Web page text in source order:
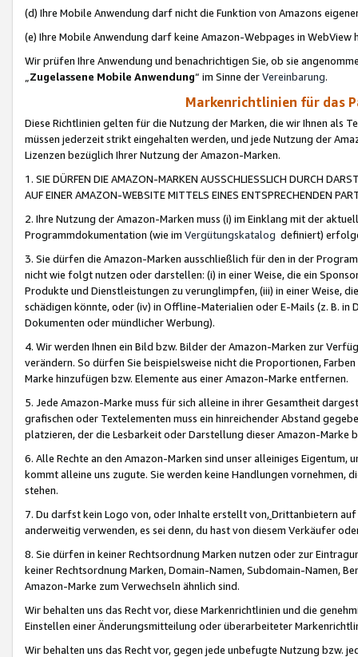
(d) Ihre Mobile Anwendung darf nicht die Funktion von Amazons
(e) Ihre Mobile Anwendung darf keine Amazon-Webpages in WebView
Wir prüfen Ihre Anwendung und benachrichtigen Sie, ob sie
„Zugelassene Mobile Anwendung“ im Sinne derVereinbarung.
Markenrichtlinien für das
Diese Richtlinien gelten für die Nutzung der Marken, die wir Ihnen als
müssen jederzeit strikt eingehalten werden, und jede Nutzung der
Lizenzen bezüglich Ihrer Nutzung der Amazon-Marken.
1. SIE DÜRFEN DIE AMAZON-MARKEN AUSSCHLIESSLICH DURCH
AUF EINER AMAZON-WEBSITE MITTELS EINES ENTSPRECHENDEN
2. Ihre Nutzung der Amazon-Marken muss (i) im Einklang mit der
Programmdokumentation (wie im Vergütungskatalog definiert)
3. Sie dürfen die Amazon-Marken ausschließlich für den in der
nicht wie folgt nutzen oder darstellen: (i) in einer Weise, die ein
Produkte und Dienstleistungen zu verunglimpfen, (iii) in einer Weise,
schädigen könnte, oder (iv) in Offline-Materialien oder E-Mails (z. B. in
Dokumenten oder mündlicher Werbung).
4. Wir werden Ihnen ein Bild bzw. Bilder der Amazon-Marken zur
verändern. So dürfen Sie beispielsweise nicht die Proportionen,
Marke hinzufügen bzw. Elemente aus einer Amazon-Marke entfernen.
5. Jede Amazon-Marke muss für sich alleine in ihrer Gesamtheit
grafischen oder Textelementen muss ein hinreichender Abstand
platzieren, der die Lesbarkeit oder Darstellung dieser Amazon-Marke
6. Alle Rechte an den Amazon-Marken sind unser alleiniges
kommt alleine uns zugute. Sie werden keine Handlungen vornehmen,
stehen.
7. Du darfst kein Logo von, oder Inhalte erstellt von,Drittanbietern auf
anderweitig verwenden, es sei denn, du hast von diesem Verkäufer
8. Sie dürfen in keiner Rechtsordnung Marken nutzen oder zur
keiner Rechtsordnung Marken, Domain-Namen, Subdomain-Namen,
Amazon-Marke zum Verwechseln ähnlich sind.
Wir behalten uns das Recht vor, diese Markenrichtlinien und die
Einstellen einer Änderungsmitteilung oder überarbeiteter
Wir behalten uns das Recht vor, gegen jede unbefugte Nutzung bzw.